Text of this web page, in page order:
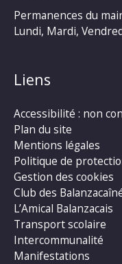
Permanences du
Lundi, Mardi,
Liens
Accessibilité : non
Plan du site
Mentions légales
Politique de
Gestion des cookies
Club des
L’Amical Balanzacais
Transport scolaire
Intercommunalité
Manifestations